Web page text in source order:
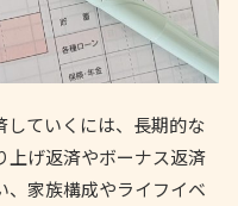
していくには、長期的な
上げ返済やボーナス返済
、家族構成やライフイベ